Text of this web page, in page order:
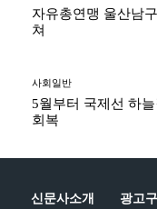
자유총연맹 울산남
쳐
사회일반
5월부터 국제선 하
회복
신문사소개 광고